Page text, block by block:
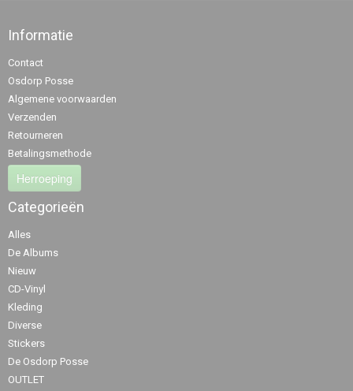
Informatie
Contact
Osdorp Posse
Algemene voorwaarden
Verzenden
Retourneren
Betalingsmethode
Herroeping
Categorieën
Alles
De Albums
Nieuw
CD-Vinyl
Kleding
Diverse
Stickers
De Osdorp Posse
OUTLET